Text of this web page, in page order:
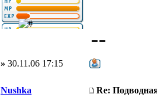
--
» 30.11.06 17:15
Nushka Re: